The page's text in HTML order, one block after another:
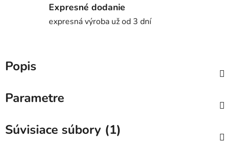
Expresné dodanie
expresná výroba už od 3 dní
Popis
Parametre
Súvisiace súbory (1)